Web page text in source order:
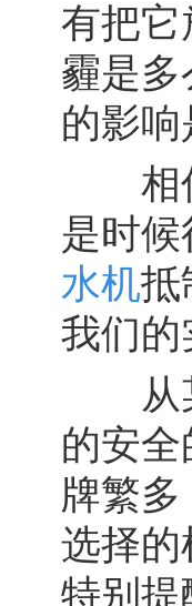
有把它
霾是
的影
相信
是时
水机抵
我们的
从某
的安
牌繁
选择的
特别提